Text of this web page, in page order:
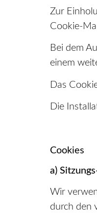
Zur
Cookie-
Bei dem
einem
Das
Die
Cookies
a)
Wir
durch den